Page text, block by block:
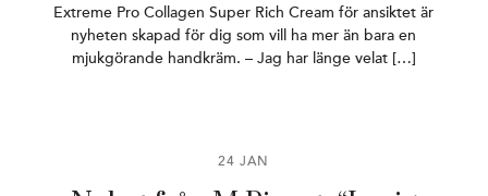
Extreme Pro Collagen Super Rich Cream för ansiktet är
nyheten skapad för dig som vill ha mer än bara en
mjukgörande handkräm. – Jag har länge velat […]
24 JAN